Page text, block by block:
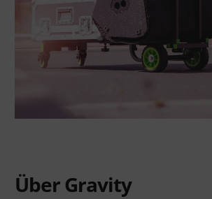
Über Gravity